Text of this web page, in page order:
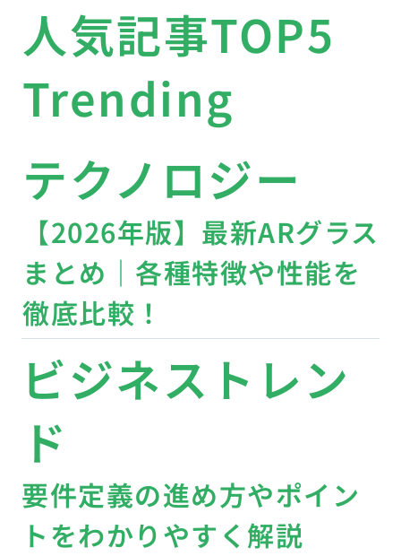
人気記事TOP5
Trending
テクノロジー
【2026年版】最新ARグラス
まとめ｜各種特徴や性能を
徹底比較！
ビジネストレン
ド
要件定義の進め方やポイン
トをわかりやすく解説